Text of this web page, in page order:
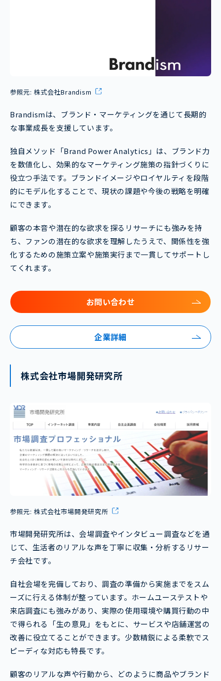
参照元: 株式会社Brandism
Brandismは、ブランド・マーケティングを通じて長期的
な事業成長を支援しています。
独自メソッド「Brand Power Analytics」は、ブランド力
を数値化し、効果的なマーケティング施策の指針づくりに
役立つ手法です。ブランドイメージやロイヤルティを段階
的にモデル化することで、現状の課題や今後の戦略を明確
にできます。
顧客の本音や潜在的な欲求を探るリサーチにも強みを持
ち、ファンの潜在的な欲求を理解したうえで、関係性を強
化するための施策立案や施策実行まで一貫してサポートし
てくれます。
お問い合わせ
企業詳細
株式会社市場開発研究所
参照元: 株式会社市場開発研究所
市場開発研究所は、会場調査やインタビュー調査などを通
じて、生活者のリアルな声を丁寧に収集・分析するリサー
チ会社です。
自社会場を完備しており、調査の準備から実施までをスム
ーズに行える体制が整っています。ホームユーステストや
来店調査にも強みがあり、実際の使用環境や購買行動の中
で得られる「生の意見」をもとに、サービスや店舗運営の
改善に役立てることができます。少数精鋭による柔軟でス
ピーディな対応も特長です。
顧客のリアルな声や行動から、どのように商品やブランド